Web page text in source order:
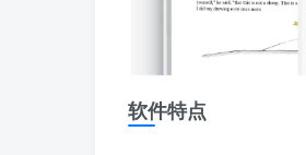
软件特点